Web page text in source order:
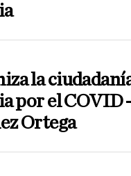
la
por el
Ortega